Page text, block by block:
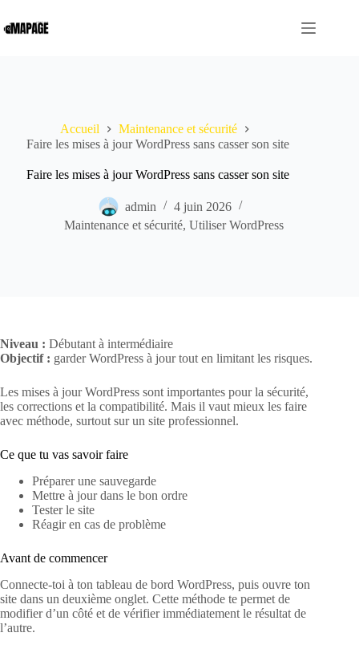
au
contenu
Accueil
Maintenance et sécurité
Faire les mises à jour WordPress sans casser son site
Faire les mises à jour WordPress sans casser son site
admin
4 juin 2026
Maintenance et sécurité,Utiliser WordPress
Niveau : Débutant à intermédiaire
Objectif : garder WordPress à jour tout en limitant les risques.
Les mises à jour WordPress sont importantes pour la sécurité,
les corrections et la compatibilité. Mais il vaut mieux les faire
avec méthode, surtout sur un site professionnel.
Ce que tu vas savoir faire
Préparer une sauvegarde
Mettre à jour dans le bon ordre
Tester le site
Réagir en cas de problème
Avant de commencer
Connecte-toi à ton tableau de bord WordPress, puis ouvre ton
site dans un deuxième onglet. Cette méthode te permet de
modifier d’un côté et de vérifier immédiatement le résultat de
l’autre.